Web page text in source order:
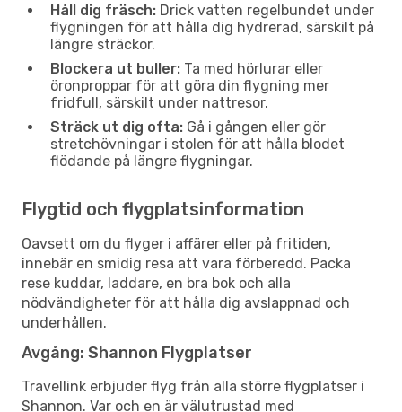
Håll dig fräsch: Drick vatten regelbundet under
flygningen för att hålla dig hydrerad, särskilt på
längre sträckor.
Blockera ut buller: Ta med hörlurar eller
öronproppar för att göra din flygning mer
fridfull, särskilt under nattresor.
Sträck ut dig ofta: Gå i gången eller gör
stretchövningar i stolen för att hålla blodet
flödande på längre flygningar.
Flygtid och flygplatsinformation
Oavsett om du flyger i affärer eller på fritiden,
innebär en smidig resa att vara förberedd. Packa
rese kuddar, laddare, en bra bok och alla
nödvändigheter för att hålla dig avslappnad och
underhållen.
Avgång: Shannon Flygplatser
Travellink erbjuder flyg från alla större flygplatser i
Shannon. Var och en är välutrustad med